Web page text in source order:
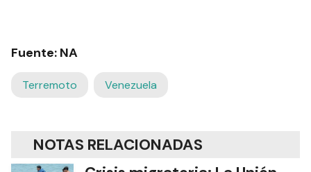
Fuente: NA
Terremoto Venezuela
NOTAS RELACIONADAS